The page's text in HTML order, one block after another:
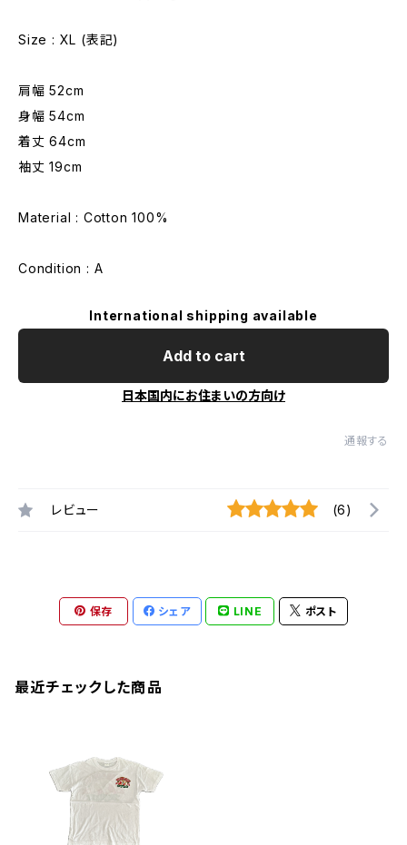
Size : XL (表記)
肩幅 52cm
身幅 54cm
着丈 64cm
袖丈 19cm
Material : Cotton 100%
Condition : A
International shipping available
Add to cart
日本国内にお住まいの方向け
通報する
レビュー (6)
保存 シェア LINE ポスト
最近チェックした商品